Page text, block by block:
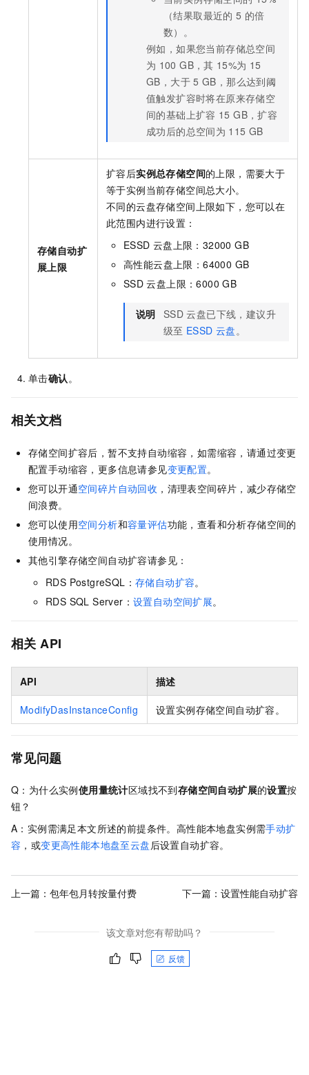
（结果取最近的 5 的倍
数）。
例如，如果您当前存储总空间
为 100 GB，其 15%为 15
GB，大于 5 GB，那么达到阈
值触发扩容时将在原来存储空
间的基础上扩容 15 GB，扩容
成功后的总空间为 115 GB
存储自动扩
展上限
扩容后实例总存储空间的上限，需要大于
等于实例当前存储空间总大小。
不同的云盘存储空间上限如下，您可以在
此范围内进行设置：
ESSD 云盘上限：32000 GB
高性能云盘上限：64000 GB
SSD 云盘上限：6000 GB
说明 SSD 云盘已下线，建议升
级至 ESSD 云盘。
单击确认。
相关文档
存储空间扩容后，暂不支持自动缩容，如需缩容，请通过变更
配置手动缩容，更多信息请参见变更配置。
您可以开通空间碎片自动回收 ，清理表空间碎片，减少存储空
间浪费。
您可以使用空间分析和容量评估功能，查看和分析存储空间的
使用情况。
其他引擎存储空间自动扩容请参见：
RDS PostgreSQL：存储自动扩容。
RDS SQL Server：设置自动空间扩展。
相关 API
API 描述
ModifyDasInstanceConfig 设置实例存储空间自动扩容。
常见问题
Q：为什么实例使用量统计区域找不到存储空间自动扩展的设置按
钮？
A：实例需满足本文所述的前提条件。高性能本地盘实例需手动扩
容 ，或变更高性能本地盘至云盘 后设置自动扩容。
上一篇： 包年包月转按量付费 下一篇： 设置性能自动扩容
该文章对您有帮助吗？
反馈